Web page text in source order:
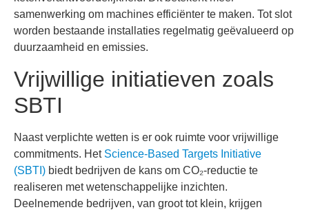
samenwerking om machines efficiënter te maken. Tot slot
worden bestaande installaties regelmatig geëvalueerd op
duurzaamheid en emissies.
Vrijwillige initiatieven zoals
SBTI
Naast verplichte wetten is er ook ruimte voor vrijwillige
commitments. Het Science-Based Targets Initiative
(SBTI) biedt bedrijven de kans om CO₂-reductie te
realiseren met wetenschappelijke inzichten.
Deelnemende bedrijven, van groot tot klein, krijgen